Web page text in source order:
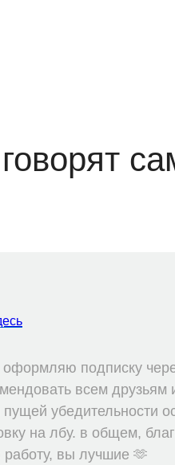
подписку
всем друзьям
убедительности
на лбу. в общем,
работу, вы лучшие 🫶